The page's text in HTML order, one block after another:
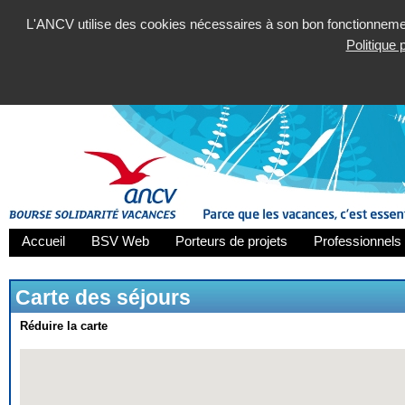
L'ANCV utilise des cookies nécessaires à son bon
Politique
Accueil BSV Web Porteurs de projets
Carte des séjours
Réduire la carte